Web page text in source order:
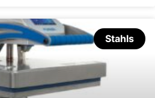
Stahls